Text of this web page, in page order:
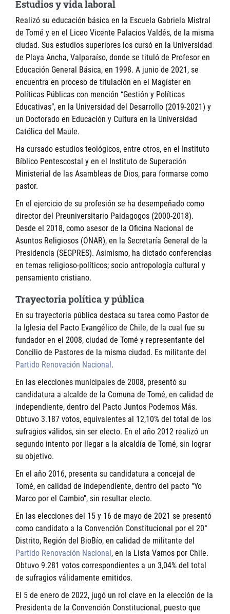
Estudios y vida laboral
Realizó su educación básica en la Escuela Gabriela Mistral
de Tomé y en el Liceo Vicente Palacios Valdés, de la misma
ciudad. Sus estudios superiores los cursó en la Universidad
de Playa Ancha, Valparaíso, donde se tituló de Profesor en
Educación General Básica, en 1998. A junio de 2021, se
encuentra en proceso de titulación en el Magíster en
Políticas Públicas con mención “Gestión y Políticas
Educativas”, en la Universidad del Desarrollo (2019-2021) y
un Doctorado en Educación y Cultura en la Universidad
Católica del Maule.
Ha cursado estudios teológicos, entre otros, en el Instituto
Bíblico Pentescostal y en el Instituto de Superación
Ministerial de las Asambleas de Dios, para formarse como
pastor.
En el ejercicio de su profesión se ha desempeñado como
director del Preuniversitario Paidagogos (2000-2018).
Desde el 2018, como asesor de la Oficina Nacional de
Asuntos Religiosos (ONAR), en la Secretaría General de la
Presidencia (SEGPRES). Asimismo, ha dictado conferencias
en temas religioso-políticos; socio antropología cultural y
pensamiento cristiano.
Trayectoria política y pública
En su trayectoria pública destaca su tarea como Pastor de
la Iglesia del Pacto Evangélico de Chile, de la cual fue su
fundador en el 2008, ciudad de Tomé y representante del
Concilio de Pastores de la misma ciudad. Es militante del
Partido Renovación Nacional .
En las elecciones municipales de 2008, presentó su
candidatura a alcalde de la Comuna de Tomé, en calidad de
independiente, dentro del Pacto Juntos Podemos Más.
Obtuvo 3.187 votos, equivalentes al 12,10% del total de los
sufragios válidos, sin ser electo. En el año 2012 realizó un
segundo intento por llegar a la alcaldía de Tomé, sin lograr
su objetivo.
En el año 2016, presenta su candidatura a concejal de
Tomé, en calidad de independiente, dentro del pacto "Yo
Marco por el Cambio", sin resultar electo.
En las elecciones del 15 y 16 de mayo de 2021 se presentó
como candidato a la Convención Constitucional por el 20°
Distrito, Región del BioBío, en calidad de militante del
Partido Renovación Nacional , en la Lista Vamos por Chile.
Obtuvo 9.281 votos correspondientes a un 3,04% del total
de sufragios válidamente emitidos.
El 5 de enero de 2022, jugó un rol clave en la elección de la
Presidenta de la Convención Constitucional, puesto que